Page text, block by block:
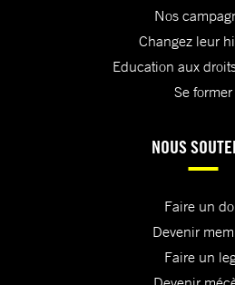
Nos
Changez leur
Education aux
Se former
NOUS
Faire un
Devenir
Faire un